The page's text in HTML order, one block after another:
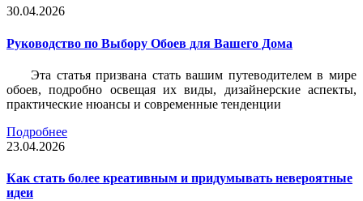
30.04.2026
Руководство по Выбору Обоев для Вашего Дома
Эта статья призвана стать вашим путеводителем в мире
обоев, подробно освещая их виды, дизайнерские аспекты,
практические нюансы и современные тенденции
Подробнее
23.04.2026
Как стать более креативным и придумывать невероятные
идеи